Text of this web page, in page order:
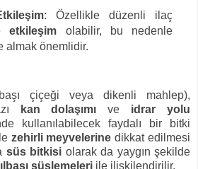
: Özellikle düzenli ilaç
etkileşim olabilir, bu nedenle
almak önemlidir.
çiçeği veya dikenli mahlep),
kan dolaşımı ve idrar yolu
kullanılabilecek faydalı bir bitki
zehirli meyvelerine dikkat edilmesi
süs bitkisi olarak da yaygın şekilde
süslemeleri ile ilişkilendirilir.